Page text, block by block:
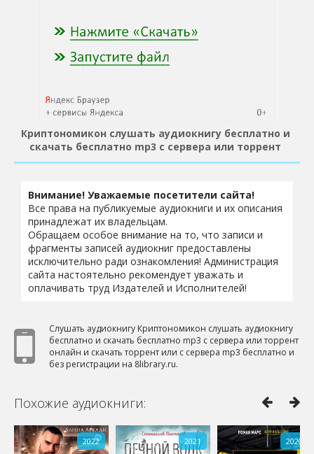
Криптономикон слушать аудиокнигу бесплатно и
скачать бесплатно mp3 с сервера или торрент
Внимание! Уважаемые посетители сайта!
Все права на публикуемые аудиокниги и их описания
принадлежат их владельцам.
Обращаем особое внимание на то, что записи и
фрагменты записей аудиокниг предоставлены
исключительно ради ознакомления! Администрация
сайта настоятельно рекомендует уважать и
оплачивать труд Издателей и Исполнителей!
Слушать аудиокнигу Криптономикон слушать аудиокнигу
бесплатно и скачать бесплатно mp3 с сервера или торрент
онлайн и скачать торрент или с сервера mp3 бесплатно и
без регистрации на 8library.ru.
Похожие аудиокниги:
2022 2021 2020